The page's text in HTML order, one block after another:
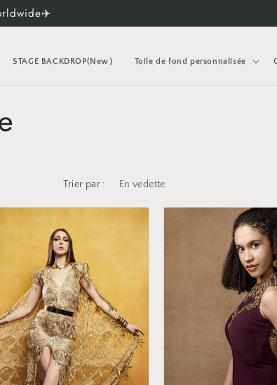
STAGE BACKDROP(New） Toile de fond personnalisée
Trier par :